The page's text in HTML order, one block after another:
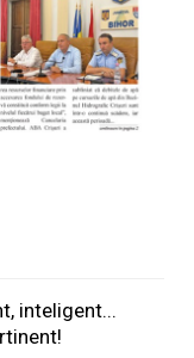
inteligent...